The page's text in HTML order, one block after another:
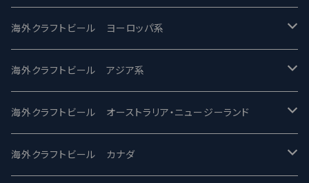
バテレ -VERTERE
2nd Story Ale Works -セカンドストーリー
ビアへるん - Beer Hearn
忽布古丹醸造 - HOP KOTAN
Modern Times モダンタイムズ
Maui マウイ
Toppling Goliath トップリンゴライアス
Fair State フェアステイト
海外クラフトビール ヨーロッパ系
UnBarred -アンバード
SAIREN /サイレン
ワイルドチャイルド - Wilde Child
海外クラフトビール アジア系
gweilo-鬼佬 グウァイロ
Heart Of Darkness - ハートオブダークネス
海外クラフトビール オーストラリア・ニュージーランド
ROCKY RIDGE - ロッキーリッジ
海外クラフトビール カナダ